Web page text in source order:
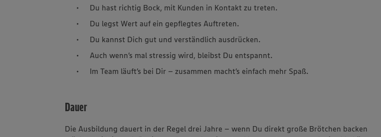
Du hast richtig Bock, mit Kunden in Kontakt zu treten.
Du legst Wert auf ein gepflegtes Auftreten.
Du kannst Dich gut und verständlich ausdrücken.
Auch wenn’s mal stressig wird, bleibst Du entspannt.
Im Team läuft’s bei Dir – zusammen macht’s einfach mehr Spaß.
Dauer
Die Ausbildung dauert in der Regel drei Jahre – wenn Du direkt große Brötchen backen